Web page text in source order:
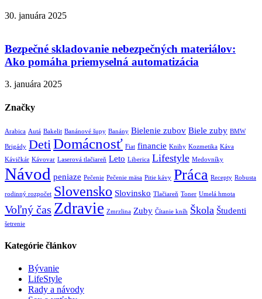
30. januára 2025
Bezpečné skladovanie nebezpečných materiálov:
Ako pomáha priemyselná automatizácia
3. januára 2025
Značky
Arabica Autá Bakelit Banánové šupy Banány Bielenie zubov Biele zuby BMW
Brigády Deti Domácnosť Fiat financie Knihy Kozmetika Káva
Kávičkár Kávovar Laserová tlačiareň Leto Liberica Lifestyle Medovníky
Návod peniaze Pečenie Pečenie mäsa Pitie kávy Práca Recepty Robusta
rodinný rozpočet Slovensko Slovinsko Tlačiareň Toner Umelá hmota
Voľný čas Zdravie Zmrzlina Zuby Čítanie kníh Škola Študenti
šetrenie
Kategórie článkov
Bývanie
LifeStyle
Rady a návody